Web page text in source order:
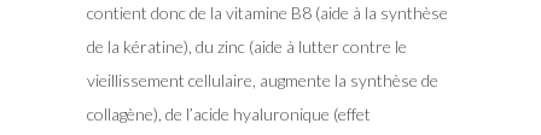
contient donc de la vitamine B8 (aide à la synthèse
de la kératine), du zinc (aide à lutter contre le
vieillissement cellulaire, augmente la synthèse de
collagène), de l’acide hyaluronique (effet